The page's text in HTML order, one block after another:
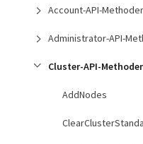
Account-API-
Administrator-API-
Cluster-API-
AddNodes